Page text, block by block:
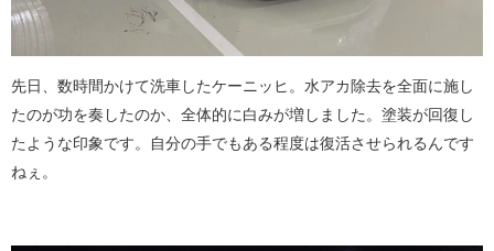
先日、数時間かけて洗車したケーニッヒ。水アカ除去を全面に施し
たのが功を奏したのか、全体的に白みが増しました。塗装が回復し
たような印象です。自分の手でもある程度は復活させられるんです
ねぇ。